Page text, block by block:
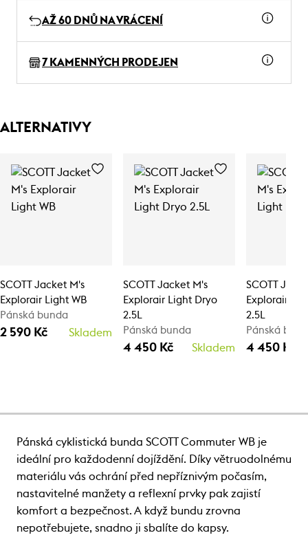
AŽ 60 DNŮ NA VRÁCENÍ
7 KAMENNÝCH PRODEJEN
ALTERNATIVY
SCOTT Jacket M's
Explorair Light WB
Pánská bunda
2 590 Kč Skladem
SCOTT Jacket M's
Explorair Light Dryo
2.5L
Pánská bunda
4 450 Kč Skladem
SCOTT
Explorair
2.5L
Pánská
4 450 Kč
Pánská cyklistická bunda SCOTT Commuter WB je
ideální pro každodenní dojíždění. Díky větruodolnému
materiálu vás ochrání před nepříznivým počasím,
nastavitelné manžety a reflexní prvky pak zajistí
komfort a bezpečnost. A když bundu zrovna
nepotřebujete, snadno ji sbalíte do kapsy.